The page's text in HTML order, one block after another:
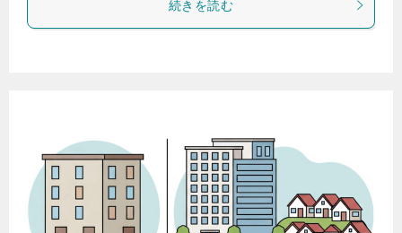
続きを読む